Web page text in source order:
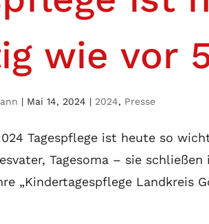
wie vor
| Mai 14, 2024 | 2024, Presse
Tagespflege ist heute so
Tagesoma – sie
„Kindertagespflege Landkreis